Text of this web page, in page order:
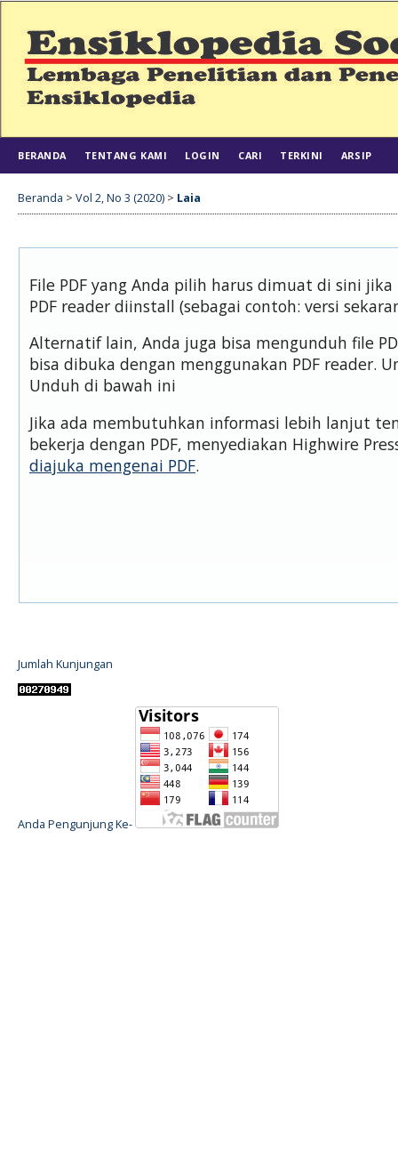
BERANDA TENTANG KAMI LOGIN CARI TERKINI ARSIP
Beranda > Vol 2, No 3 (2020) > Laia
File PDF yang Anda pilih harus dimuat di sini
PDF reader diinstall (sebagai contoh: versi
Alternatif lain, Anda juga bisa mengunduh file
bisa dibuka dengan menggunakan PDF reader.
Unduh di bawah ini
Jika ada membutuhkan informasi lebih lanjut
bekerja dengan PDF, menyediakan Highwire
diajuka mengenai PDF.
Jumlah Kunjungan
Anda Pengunjung Ke-